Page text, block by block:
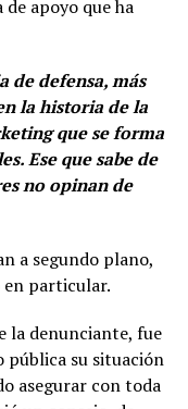
apoyo que ha
de defensa, más
la historia de la
que se forma
Ese que sabe de
no opinan de
a segundo plano,
en particular.
la denunciante, fue
pública su situación
asegurar con toda